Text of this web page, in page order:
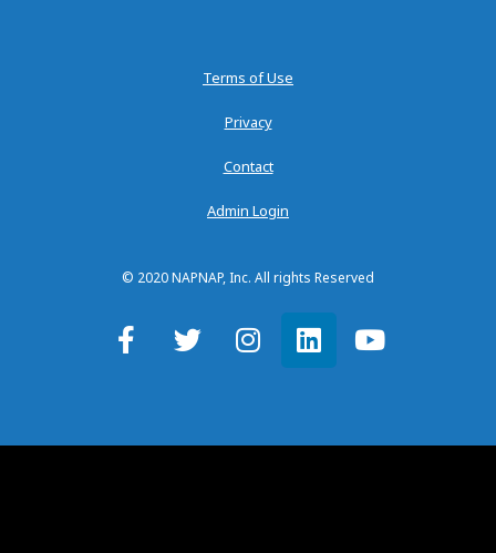
Terms of Use
Privacy
Contact
Admin Login
© 2020 NAPNAP, Inc. All rights Reserved